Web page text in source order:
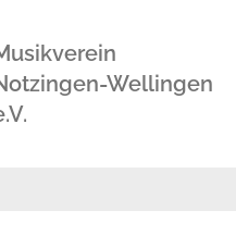
Wellingen